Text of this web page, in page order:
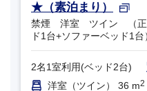
★（素泊まり）
禁煙 洋室 ツイン （正
ド1台+ソファーベッド1台
2名1室利用(ベッド2台)
洋室（ツイン） 36 m2